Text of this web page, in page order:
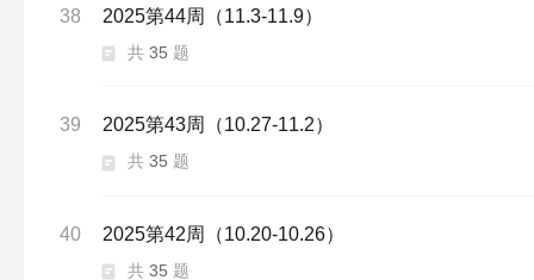
38 2025第44周（11.3-11.9）
共 35 题
39 2025第43周（10.27-11.2）
共 35 题
40 2025第42周（10.20-10.26）
共 35 题